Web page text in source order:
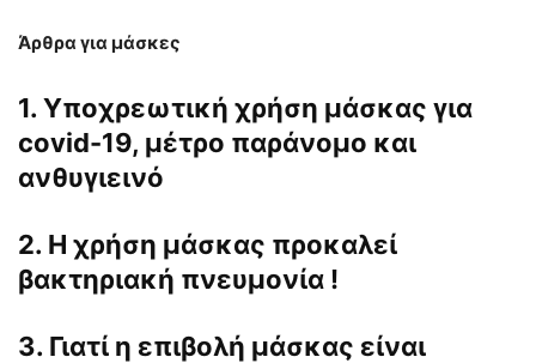
Άρθρα για μάσκες
1. Υποχρεωτική χρήση μάσκας για
covid-19, μέτρο παράνομο και
ανθυγιεινό
2. Η χρήση μάσκας προκαλεί
βακτηριακή πνευμονία !
3. Γιατί η επιβολή μάσκας είναι